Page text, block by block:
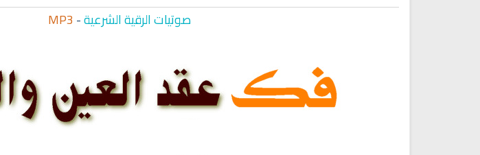
صوتيات الرقية الشرعية-
MP3
Ruqyah Shariah
Ruqyah Shariah
Ruqyah according to the Quran